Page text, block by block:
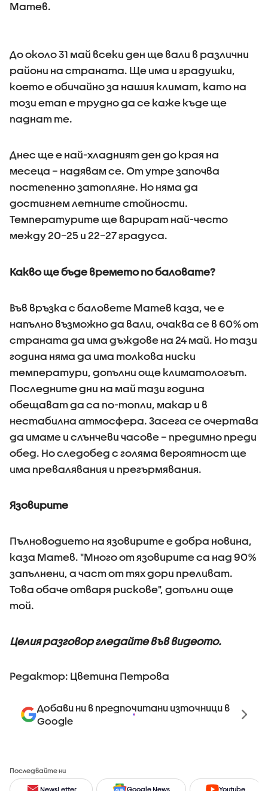
Матев.
До около 31 май всеки ден ще вали в различни
райони на страната. Ще има и градушки,
което е обичайно за нашия климат, като на
този етап е трудно да се каже къде ще
паднат те.
Днес ще е най-хладният ден до края на
месеца – надявам се. От утре започва
постепенно затопляне. Но няма да
достигнем летните стойности.
Температурите ще варират най-често
между 20–25 и 22–27 градуса.
Какво ще бъде времето по баловате?
Във връзка с баловете Матев каза, че е
напълно възможно да вали, очаква се в 60% от
страната да има дъждове на 24 май. Но тази
година няма да има толкова ниски
температури, допълни още климатологът.
Последните дни на май тази година
обещават да са по-топли, макар и в
нестабилна атмосфера. Засега се очертава
да имаме и слънчеви часове – предимно преди
обед. Но следобед с голяма вероятност ще
има превалявания и прегърмявания.
Язовирите
Пълноводието на язовирите е добра новина,
каза Матев. "Много от язовирите са над 90%
запълнени, а част от тях дори преливат.
Това обаче отваря рискове", допълни още
той.
Целия разговор гледайте във видеото.
Редактор: Цветина Петрова
Добави ни в предпочитани източници в
Google
Последвайте ни
NewsLetter Google News Youtube